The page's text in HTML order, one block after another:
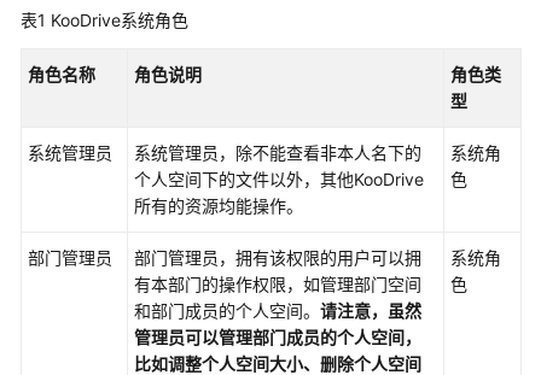
授
使
的
精
表1 KooDrive系统角色
角色名称 角色说明
角色类
型
系统管理员
系统管理员，除不能查看非本人名下的
个人空间下的文件以外，其他KooDrive
所有的资源均能操作。
系统角
色
部门管理员
部门管理员，拥有该权限的用户可以拥
有本部门的操作权限，如管理部门空间
和部门成员的个人空间。 请注意，虽然
管理员可以管理部门成员的个人空间，
比如调整个人空间大小、删除个人空间
系统角
色